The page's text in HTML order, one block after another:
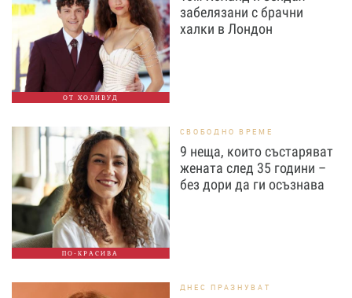
ОТ ХОЛИВУД
забелязани с брачни
халки в Лондон
ПО-КРАСИВА
СВОБОДНО ВРЕМЕ
9 неща, които състаряват
жената след 35 години –
без дори да ги осъзнава
ДНЕС ПРАЗНУВАТ